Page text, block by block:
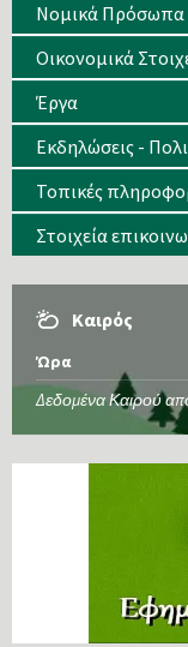
Νομικά Πρόσωπα
Οικονομικά
Έργα
Εκδηλώσεις -
Τοπικές
Στοιχεία
Καιρός
Ώρα
Δεδομένα Καιρού